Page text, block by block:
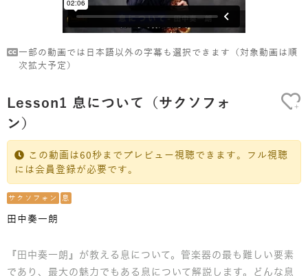
Lesson1 息について（サクソフォ
ン）
この動画は60秒までプレビュー視聴できます。フル視聴
には会員登録が必要です。
サクソフォン 息
田中奏一朗
+
一部の動画では日本語以外の字幕も選択できます（対象動画は順
次拡大予定）
『田中奏一朗』が教える息について。管楽器の最も難しい要素
であり、最大の魅力でもある息について解説します。どんな息